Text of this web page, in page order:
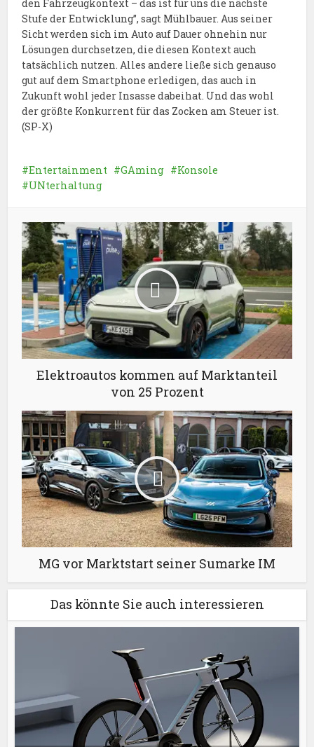
den Fahrzeugkontext – das ist für uns die nächste
Stufe der Entwicklung”, sagt Mühlbauer. Aus seiner
Sicht werden sich im Auto auf Dauer ohnehin nur
Lösungen durchsetzen, die diesen Kontext auch
tatsächlich nutzen. Alles andere ließe sich genauso
gut auf dem Smartphone erledigen, das auch in
Zukunft wohl jeder Insasse dabeihat. Und das wohl
der größte Konkurrent für das Zocken am Steuer ist.
(SP-X)
Entertainment GAming
Konsole
UNterhaltung
Elektroautos kommen auf Marktanteil
von 25 Prozent
MG vor Marktstart seiner Sumarke IM
Das könnte Sie auch interessieren